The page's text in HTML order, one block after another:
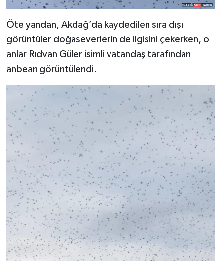
Öte yandan, Akdağ’da kaydedilen sıra dışı
görüntüler doğaseverlerin de ilgisini çekerken, o
anlar Rıdvan Güler isimli vatandaş tarafından
anbean görüntülendi.